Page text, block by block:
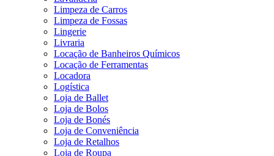
Limpeza de Carros
Limpeza de Fossas
Lingerie
Livraria
Locação de Banheiros Químicos
Locação de Ferramentas
Locadora
Logística
Loja de Ballet
Loja de Bolos
Loja de Bonés
Loja de Conveniência
Loja de Retalhos
Loja de Roupa